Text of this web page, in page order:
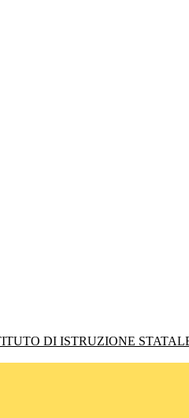
DI ISTRUZIONE